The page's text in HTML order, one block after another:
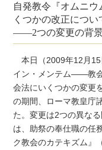
自発教令『オムニ
くつかの改正につい
――2つの変更の背景
本日（2009年12月15
イン・メンテム――教
会法にいくつかの変更
の期間、ローマ教皇庁
た。変更は2つの異な
は、助祭の奉仕職の任
ク教会のカテキズム』